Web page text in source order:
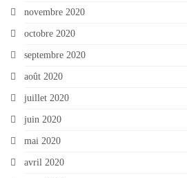
novembre 2020
octobre 2020
septembre 2020
août 2020
juillet 2020
juin 2020
mai 2020
avril 2020